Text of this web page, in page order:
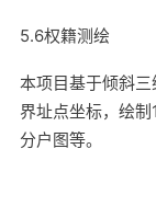
5.6权籍测绘
本项目基于倾斜
界址点坐标，绘
分户图等。